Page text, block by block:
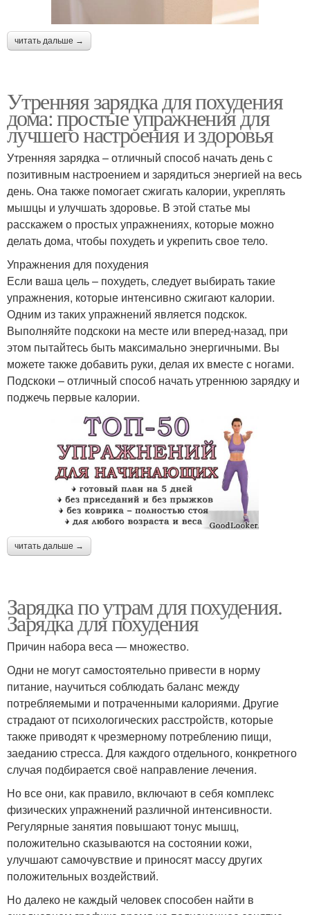
читать дальше →
Утренняя зарядка для похудения
дома: простые упражнения для
лучшего настроения и здоровья
Утренняя зарядка – отличный способ начать день с
позитивным настроением и зарядиться энергией на весь
день. Она также помогает сжигать калории, укреплять
мышцы и улучшать здоровье. В этой статье мы
расскажем о простых упражнениях, которые можно
делать дома, чтобы похудеть и укрепить свое тело.
Упражнения для похудения
Если ваша цель – похудеть, следует выбирать такие
упражнения, которые интенсивно сжигают калории.
Одним из таких упражнений является подскок.
Выполняйте подскоки на месте или вперед-назад, при
этом пытайтесь быть максимально энергичными. Вы
можете также добавить руки, делая их вместе с ногами.
Подскоки – отличный способ начать утреннюю зарядку и
поджечь первые калории.
читать дальше →
Зарядка по утрам для похудения.
Зарядка для похудения
Причин набора веса — множество.
Одни не могут самостоятельно привести в норму
питание, научиться соблюдать баланс между
потребляемыми и потраченными калориями. Другие
страдают от психологических расстройств, которые
также приводят к чрезмерному потреблению пищи,
заеданию стресса. Для каждого отдельного, конкретного
случая подбирается своё направление лечения.
Но все они, как правило, включают в себя комплекс
физических упражнений различной интенсивности.
Регулярные занятия повышают тонус мышц,
положительно сказываются на состоянии кожи,
улучшают самочувствие и приносят массу других
положительных воздействий.
Но далеко не каждый человек способен найти в